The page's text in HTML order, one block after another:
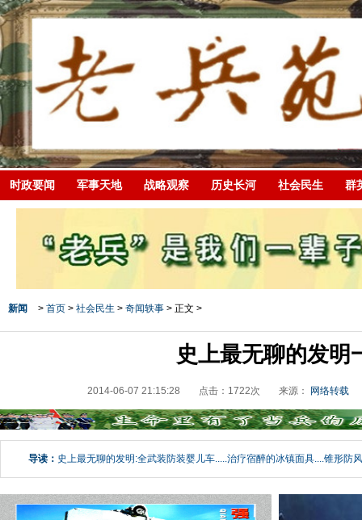
时政要闻 军事天地 战略观察 历史长河 社会民生 群
新闻 > 首页 > 社会民生 > 奇闻轶事 > 正文 >
史上最无聊的发明
2014-06-07 21:15:28 点击： 1722次 来源： 网络转载
导读： 史上最无聊的发明:全武装防装婴儿车.....治疗宿醉的冰镇面具....锥形防